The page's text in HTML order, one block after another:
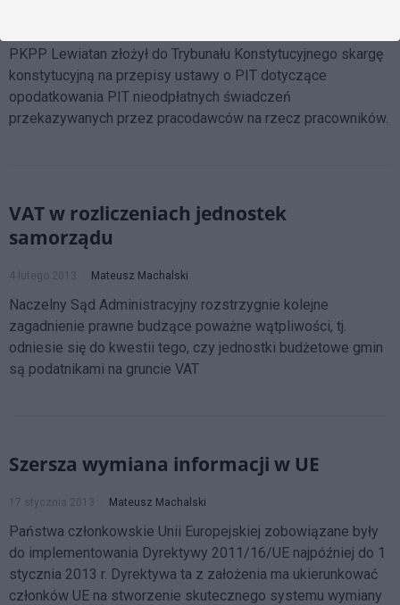
PKPP Lewiatan złożył do Trybunału Konstytucyjnego skargę
konstytucyjną na przepisy ustawy o PIT dotyczące
opodatkowania PIT nieodpłatnych świadczeń
przekazywanych przez pracodawców na rzecz pracowników.
VAT w rozliczeniach jednostek
samorządu
4 lutego 2013 Mateusz Machalski
Naczelny Sąd Administracyjny rozstrzygnie kolejne
zagadnienie prawne budzące poważne wątpliwości, tj.
odniesie się do kwestii tego, czy jednostki budżetowe gmin
są podatnikami na gruncie VAT
Szersza wymiana informacji w UE
17 stycznia 2013 Mateusz Machalski
Państwa członkowskie Unii Europejskiej zobowiązane były
do implementowania Dyrektywy 2011/16/UE najpóźniej do 1
stycznia 2013 r. Dyrektywa ta z założenia ma ukierunkować
członków UE na stworzenie skutecznego systemu wymiany